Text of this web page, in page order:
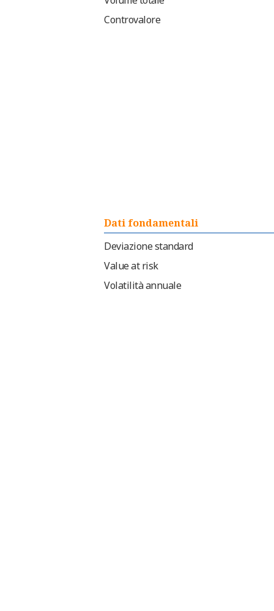
Controvalore
Dati fondamentali
Deviazione standard
Value at risk
Volatilità annuale